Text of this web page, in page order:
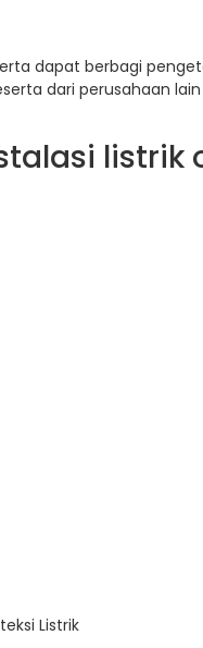
dapat berbagi
dari perusahaan
listrik
Listrik